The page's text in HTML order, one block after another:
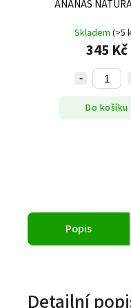
ANANAS
Skladem (>5
345 Kč
Do košíku
Popis
Detailní